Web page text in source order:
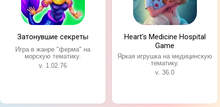
Затонувшие секреты
Игра в жанре "ферма" на
морскую тематику.
v. 1.02.76
Heart's Medicine Hospital
Game
Яркая игрушка на медицинскую
тематику.
v. 36.0